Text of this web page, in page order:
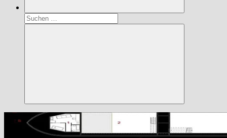
Suchen
nach:
Suchen